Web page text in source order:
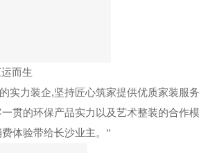
而生
实力装企,坚持匠心筑家提供优质家装服务
贯的环保产品实力以及艺术整装的合作
体验带给长沙业主。 ”